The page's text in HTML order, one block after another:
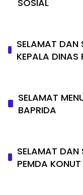
SOSIAL
SELAMAT DAN
KEPALA DINAS
SELAMAT
BAPRIDA
SELAMAT DAN
PEMDA KONUT